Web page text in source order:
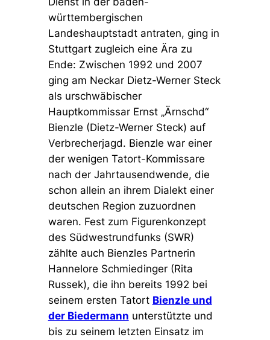
württembergischen
Landeshauptstadt antraten, ging in
Stuttgart zugleich eine Ära zu
Ende: Zwischen 1992 und 2007
ging am Neckar Dietz-Werner Steck
als urschwäbischer
Hauptkommissar Ernst „Ärnschd“
Bienzle (Dietz-Werner Steck) auf
Verbrecherjagd. Bienzle war einer
der wenigen Tatort-Kommissare
nach der Jahrtausendwende, die
schon allein an ihrem Dialekt einer
deutschen Region zuzuordnen
waren. Fest zum Figurenkonzept
des Südwestrundfunks (SWR)
zählte auch Bienzles Partnerin
Hannelore Schmiedinger (Rita
Russek), die ihn bereits 1992 bei
seinem ersten Tatort Bienzle und
der Biedermann unterstützte und
bis zu seinem letzten Einsatz im